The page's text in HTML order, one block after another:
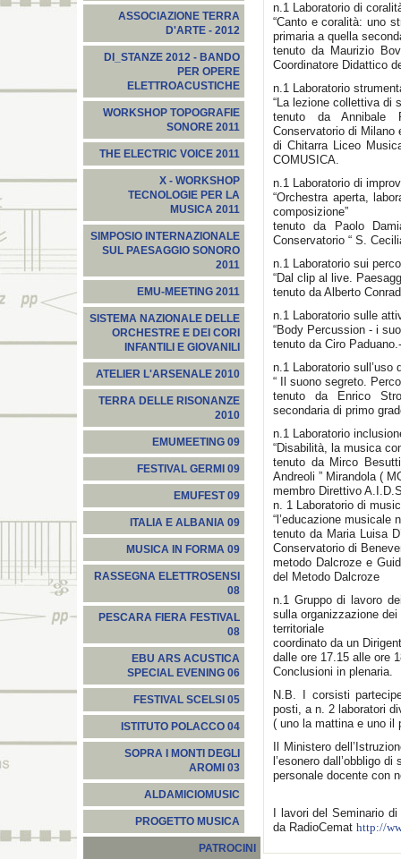
ASSOCIAZIONE TERRA
D'ARTE - 2012
DI_STANZE 2012 - BANDO
PER OPERE
ELETTROACUSTICHE
WORKSHOP TOPOGRAFIE
SONORE 2011
THE ELECTRIC VOICE 2011
X - WORKSHOP
TECNOLOGIE PER LA
MUSICA 2011
SIMPOSIO INTERNAZIONALE
SUL PAESAGGIO SONORO
2011
EMU-MEETING 2011
SISTEMA NAZIONALE DELLE
ORCHESTRE E DEI CORI
INFANTILI E GIOVANILI
ATELIER L'ARSENALE 2010
TERRA DELLE RISONANZE
2010
EMUMEETING 09
FESTIVAL GERMI 09
EMUFEST 09
ITALIA E ALBANIA 09
MUSICA IN FORMA 09
RASSEGNA ELETTROSENSI
08
PESCARA FIERA FESTIVAL
08
EBU ARS ACUSTICA
SPECIAL EVENING 06
FESTIVAL SCELSI 05
ISTITUTO POLACCO 04
SOPRA I MONTI DEGLI
AROMI 03
ALDAMICIOMUSIC
PROGETTO MUSICA
PATROCINI
n.1 Laboratorio di
“Canto e coralità: uno
primaria a quella
tenuto da Maurizio
Coordinatore Didattico
n.1 Laboratorio
“La lezione collettiva di
tenuto da Annibale
Conservatorio di Milano
di Chitarra Liceo
COMUSICA.
n.1 Laboratorio di
“Orchestra aperta,
composizione”
tenuto da Paolo
Conservatorio “ S.
n.1 Laboratorio sui
“Dal clip al live.
tenuto da Alberto
n.1 Laboratorio sulle
“Body Percussion - i
tenuto da Ciro
n.1 Laboratorio sull’uso
“ Il suono segreto.
tenuto da Enrico
secondaria di primo
n.1 Laboratorio
“Disabilità, la musica
tenuto da Mirco
Andreoli ” Mirandola (
membro Direttivo
n. 1 Laboratorio di
“l’educazione musicale
tenuto da Maria Luisa
Conservatorio di
metodo Dalcroze e
del Metodo Dalcroze
n.1 Gruppo di lavoro
sulla organizzazione
territoriale
coordinato da un
dalle ore 17.15 alle ore
Conclusioni in plenaria.
N.B. I corsisti
posti, a n. 2 laboratori
( uno la mattina e uno il
Il Ministero
l’esonero dall’obbligo di
personale docente con
I lavori del Seminario
da RadioCemat http://